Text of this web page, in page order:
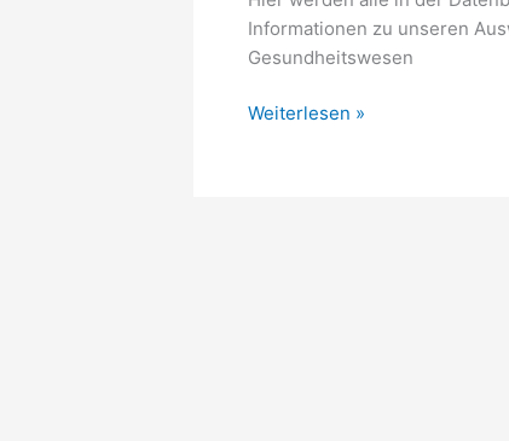
Informationen zu unseren
Gesundheitswesen
Seltene
Weiterlesen »